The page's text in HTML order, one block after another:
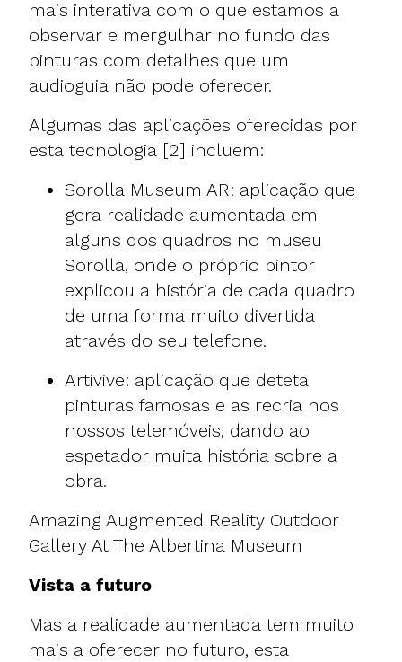
mais interativa com o que estamos a
observar e mergulhar no fundo das
pinturas com detalhes que um
audioguia não pode oferecer.
Algumas das aplicações oferecidas por
esta tecnologia [2] incluem:
Sorolla Museum AR: aplicação que
gera realidade aumentada em
alguns dos quadros no museu
Sorolla, onde o próprio pintor
explicou a história de cada quadro
de uma forma muito divertida
através do seu telefone.
Artivive: aplicação que deteta
pinturas famosas e as recria nos
nossos telemóveis, dando ao
espetador muita história sobre a
obra.
Amazing Augmented Reality Outdoor
Gallery At The Albertina Museum
Vista a futuro
Mas a realidade aumentada tem muito
mais a oferecer no futuro, esta